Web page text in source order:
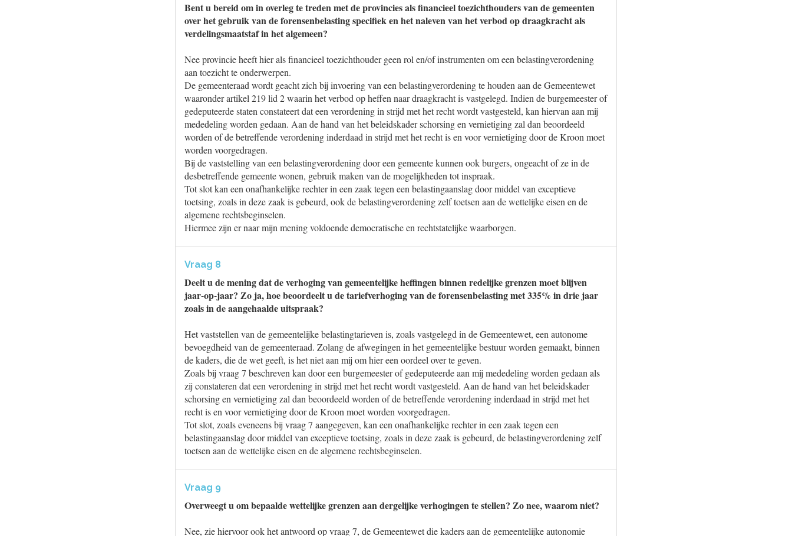
Bent u bereid om in overleg te treden met de provincies als financieel toezichthouders van de gemeenten
over het gebruik van de forensenbelasting specifiek en het naleven van het verbod op draagkracht als
verdelingsmaatstaf in het algemeen?
Nee provincie heeft hier als financieel toezichthouder geen rol en/of instrumenten om een belastingverordening
aan toezicht te onderwerpen.
De gemeenteraad wordt geacht zich bij invoering van een belastingverordening te houden aan de Gemeentewet
waaronder artikel 219 lid 2 waarin het verbod op heffen naar draagkracht is vastgelegd. Indien de burgemeester of
gedeputeerde staten constateert dat een verordening in strijd met het recht wordt vastgesteld, kan hiervan aan mij
mededeling worden gedaan. Aan de hand van het beleidskader schorsing en vernietiging zal dan beoordeeld
worden of de betreffende verordening inderdaad in strijd met het recht is en voor vernietiging door de Kroon moet
worden voorgedragen.
Bij de vaststelling van een belastingverordening door een gemeente kunnen ook burgers, ongeacht of ze in de
desbetreffende gemeente wonen, gebruik maken van de mogelijkheden tot inspraak.
Tot slot kan een onafhankelijke rechter in een zaak tegen een belastingaanslag door middel van exceptieve
toetsing, zoals in deze zaak is gebeurd, ook de belastingverordening zelf toetsen aan de wettelijke eisen en de
algemene rechtsbeginselen.
Hiermee zijn er naar mijn mening voldoende democratische en rechtstatelijke waarborgen.
Vraag 8
Deelt u de mening dat de verhoging van gemeentelijke heffingen binnen redelijke grenzen moet blijven
jaar-op-jaar? Zo ja, hoe beoordeelt u de tariefverhoging van de forensenbelasting met 335% in drie jaar
zoals in de aangehaalde uitspraak?
Het vaststellen van de gemeentelijke belastingtarieven is, zoals vastgelegd in de Gemeentewet, een autonome
bevoegdheid van de gemeenteraad. Zolang de afwegingen in het gemeentelijke bestuur worden gemaakt, binnen
de kaders, die de wet geeft, is het niet aan mij om hier een oordeel over te geven.
Zoals bij vraag 7 beschreven kan door een burgemeester of gedeputeerde aan mij mededeling worden gedaan als
zij constateren dat een verordening in strijd met het recht wordt vastgesteld. Aan de hand van het beleidskader
schorsing en vernietiging zal dan beoordeeld worden of de betreffende verordening inderdaad in strijd met het
recht is en voor vernietiging door de Kroon moet worden voorgedragen.
Tot slot, zoals eveneens bij vraag 7 aangegeven, kan een onafhankelijke rechter in een zaak tegen een
belastingaanslag door middel van exceptieve toetsing, zoals in deze zaak is gebeurd, de belastingverordening zelf
toetsen aan de wettelijke eisen en de algemene rechtsbeginselen.
Vraag 9
Overweegt u om bepaalde wettelijke grenzen aan dergelijke verhogingen te stellen? Zo nee, waarom niet?
Nee, zie hiervoor ook het antwoord op vraag 7, de Gemeentewet die kaders aan de gemeentelijke autonomie